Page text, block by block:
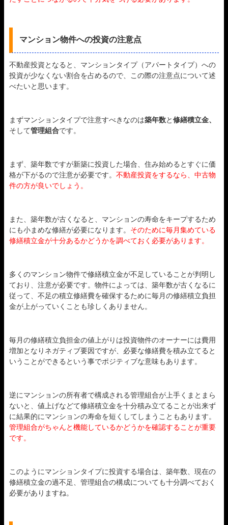
マンション物件への投資の注意点
不動産投資となると、マンションタイプ（アパートタイプ）への
投資が少なくない割合を占めるので、この際の注意点について述
べたいと思います。
まずマンションタイプで注意すべきなのは築年数と修繕積立金、
そして管理組合です。
まず、築年数ですが新築に投資した場合、住み始めるとすぐに価
格が下がるので注意が必要です。 不動産投資をするなら、中古物
件の方が良いでしょう。
また、築年数が古くなると、マンションの寿命をキープするため
にも小まめな修繕が必要になります。 そのために毎月集めている
修繕積立金が十分あるかどうかを調べておく必要があります。
多くのマンション物件で修繕積立金が不足していることが判明し
ており、注意が必要です。物件によっては、築年数が古くなるに
従って、不足の積立修繕費を確保するために毎月の修繕積立負担
金が上がっていくことも珍しくありません。
毎月の修繕積立負担金の値上がりは投資物件のオーナーには費用
増加となりネガティブ要因ですが、必要な修繕費を積み立てると
いうことができるという事でポジティブな意味もあります。
逆にマンションの所有者で構成される管理組合が上手くまとまら
ないと、値上げなどて修繕積立金を十分積み立てることが出来ず
に結果的にマンションの寿命を短くしてしまうこともあります。
管理組合がちゃんと機能しているかどうかを確認することが重要
です。
このようにマンションタイプに投資する場合は、築年数、現在の
修繕積立金の過不足、管理組合の構成についても十分調べておく
必要がありますね。